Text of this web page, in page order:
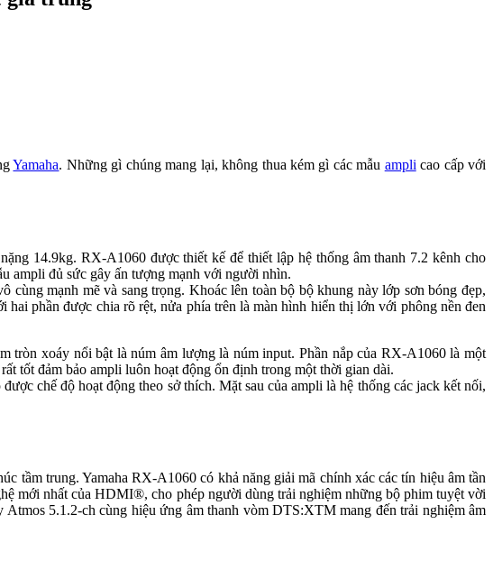
Yamaha. Những gì chúng mang lại, không thua kém gì các mẫu ampli cao cấp với
14.9kg. RX-A1060 được thiết kế để thiết lập hệ thống âm thanh 7.2 kênh cho
ampli đủ sức gây ấn tượng mạnh với người nhìn.
mạnh mẽ và sang trọng. Khoác lên toàn bộ bộ khung này lớp sơn bóng đẹp,
phần được chia rõ rệt, nửa phía trên là màn hình hiển thị lớn với phông nền đen
tròn xoáy nổi bật là núm âm lượng là núm input. Phần nắp của RX-A1060 là một
tốt đảm bảo ampli luôn hoạt động ổn định trong một thời gian dài.
chế độ hoạt động theo sở thích. Mặt sau của ampli là hệ thống các jack kết nối,
tầm trung. Yamaha RX-A1060 có khả năng giải mã chính xác các tín hiệu âm tần
mới nhất của HDMI®, cho phép người dùng trải nghiệm những bộ phim tuyệt vời
5.1.2-ch cùng hiệu ứng âm thanh vòm DTS:XTM mang đến trải nghiệm âm